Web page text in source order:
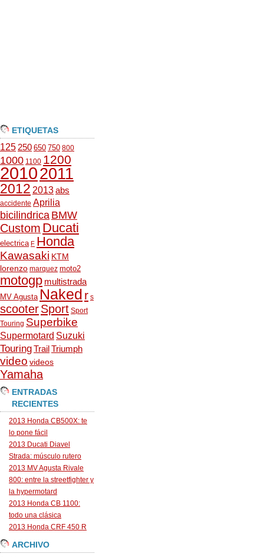
ETIQUETAS
125 250 650 750 800
1000 1100 1200
20102011
2012 2013abs
accidente Aprilia
bicilindrica BMW
Custom Ducati
electrica F Honda
Kawasaki KTM
lorenzo marquez moto2
motogp multistrada
MV Agusta Naked r s
scooterSport Sport
Touring Superbike
Supermotard Suzuki
TouringTrailTriumph
video videos
Yamaha
ENTRADAS
RECIENTES
2013 Honda CB500X: te
lo pone fácil
2013 Ducati Diavel
Strada: músculo rutero
2013 MV Agusta Rivale
800: entre la streetfighter y
la hypermotard
2013 Honda CB 1100:
todo una clásica
2013 Honda CRF 450 R
ARCHIVO